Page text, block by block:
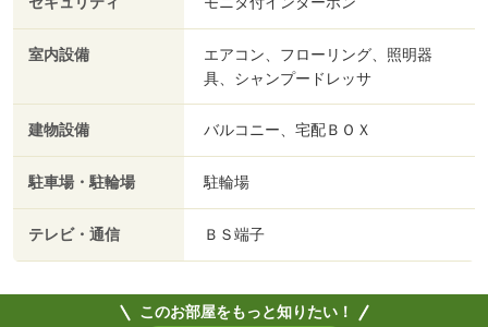
室内設備
エアコン、フローリング、照明器
具、シャンプードレッサ
建物設備 バルコニー、宅配ＢＯＸ
駐車場・駐輪場 駐輪場
テレビ・通信 ＢＳ端子
このお部屋をもっと知りたい！